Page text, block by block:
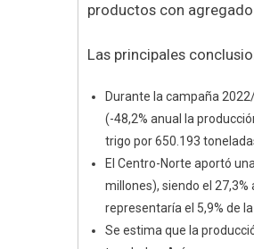
productos con
Las principales
Durante la campaña
(-48,2% anual la
trigo por 650.193
El Centro-Norte aportó
millones), siendo el
representaría el 5,9% de
Se estima que la